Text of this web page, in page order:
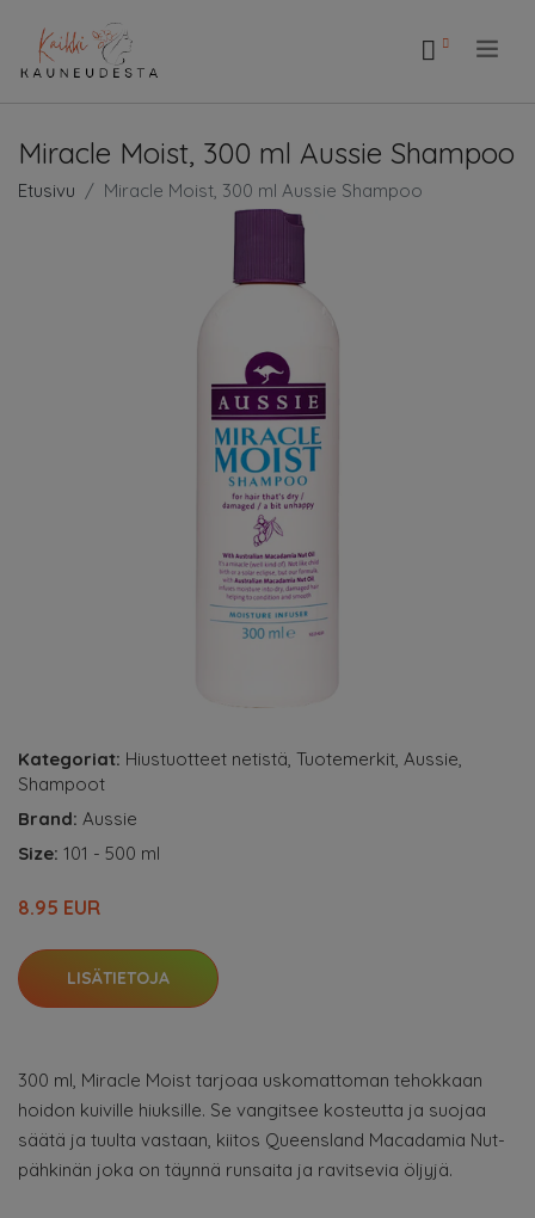
Miracle Moist, 300 ml Aussie Shampoo
Etusivu Miracle Moist, 300 ml Aussie Shampoo
Kategoriat: Hiustuotteet netistä, Tuotemerkit, Aussie,
Shampoot
Brand: Aussie
Size: 101 - 500 ml
8.95 EUR
LISÄTIETOJA
300 ml, Miracle Moist tarjoaa uskomattoman tehokkaan
hoidon kuiville hiuksille. Se vangitsee kosteutta ja suojaa
säätä ja tuulta vastaan, kiitos Queensland Macadamia Nut-
pähkinän joka on täynnä runsaita ja ravitsevia öljyjä.